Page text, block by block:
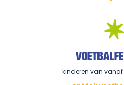
kinderen van vanaf